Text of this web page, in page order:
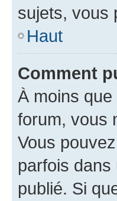
sujets, vous
Haut
Comment
À moins
forum, vous
Vous
parfois
publié. Si